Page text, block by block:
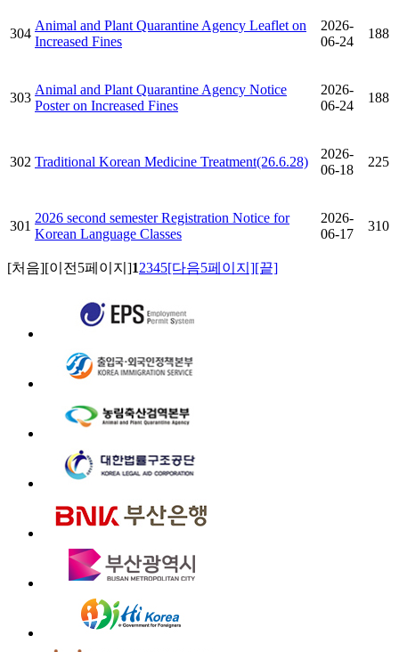
304
Animal and Plant Quarantine Agency Leaflet on
Increased Fines
2026-
06-24
188
303
Animal and Plant Quarantine Agency Notice
Poster on Increased Fines
2026-
06-24
188
302 Traditional Korean Medicine Treatment(26.6.28)
2026-
06-18
225
301
2026 second semester Registration Notice for
Korean Language Classes
2026-
06-17
310
[처음][이전5페이지]12345[다음5페이지][끝]